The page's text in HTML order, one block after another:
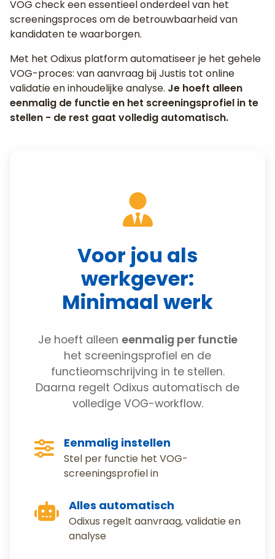
VOG check een essentieel onderdeel van het
screeningsproces om de betrouwbaarheid van
kandidaten te waarborgen.
Met het Odixus platform automatiseer je het gehele
VOG-proces: van aanvraag bij Justis tot online
validatie en inhoudelijke analyse. Je hoeft alleen
eenmalig de functie en het screeningsprofiel in te
stellen - de rest gaat volledig automatisch.
Voor jou als
werkgever:
Minimaal werk
Je hoeft alleen eenmalig per functie
het screeningsprofiel en de
functieomschrijving in te stellen.
Daarna regelt Odixus automatisch de
volledige VOG-workflow.
Eenmalig instellen
Stel per functie het VOG-
screeningsprofiel in
Alles automatisch
Odixus regelt aanvraag, validatie en
analyse